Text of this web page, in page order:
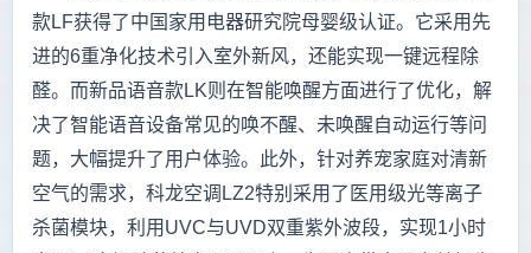
款LF获得了中国家用电器研究院母婴级认证。它采用先
进的6重净化技术引入室外新风，还能实现一键远程除
醛。而新品语音款LK则在智能唤醒方面进行了优化，解
决了智能语音设备常见的唤不醒、未唤醒自动运行等问
题，大幅提升了用户体验。此外，针对养宠家庭对清新
空气的需求，科龙空调LZ2特别采用了医用级光等离子
杀菌模块，利用UVC与UVD双重紫外波段，实现1小时